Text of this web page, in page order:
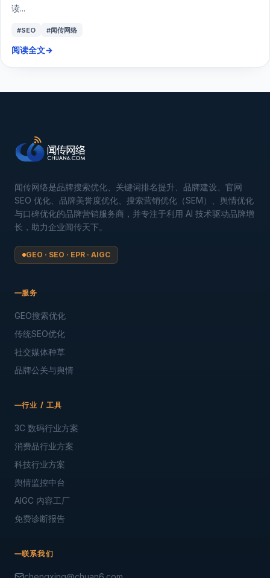
读...
#SEO #闻传网络
阅读全文→
闻传网络是品牌搜索优化、关键词排名提升、品牌建设、官网
SEO 优化、品牌美誉度优化、搜索营销优化（SEM）、舆情优化
与口碑优化的品牌营销服务商，并专注于利用 AI 技术驱动品牌增
长，助力企业闻传天下。
GEO · SEO · EPR · AIGC
服务
GEO搜索优化
传统SEO优化
社交媒体种草
品牌公关与舆情
行业 / 工具
3C 数码行业方案
消费品行业方案
科技行业方案
舆情监控中台
AIGC 内容工厂
免费诊断报告
联系我们